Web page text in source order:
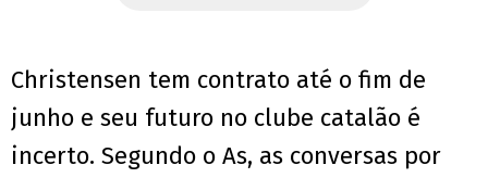
Christensen tem contrato até o fim de
junho e seu futuro no clube catalão é
incerto. Segundo o As, as conversas por